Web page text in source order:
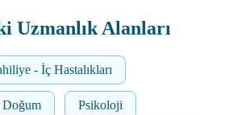
Uzmanlık Alanları
- İç Hastalıkları
Doğum Psikoloji